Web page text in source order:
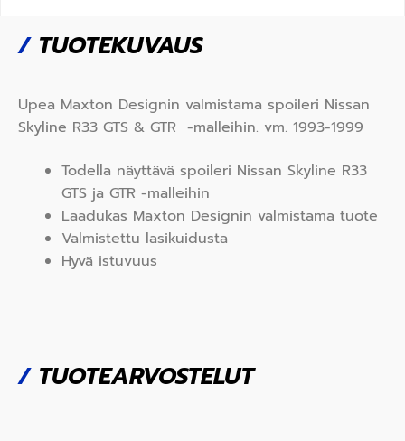
/TUOTEKUVAUS
Upea Maxton Designin valmistama spoileri Nissan
Skyline R33 GTS & GTR -malleihin. vm. 1993-1999
Todella näyttävä spoileri Nissan Skyline R33
GTS ja GTR -malleihin
Laadukas Maxton Designin valmistama tuote
Valmistettu lasikuidusta
Hyvä istuvuus
/TUOTEARVOSTELUT